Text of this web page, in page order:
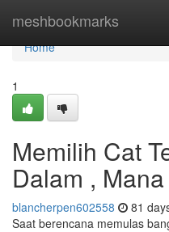
meshbookmarks
Home
Home
1
Memilih Cat
Dalam ,
blancherpen602558 81
Saat berencana memulas